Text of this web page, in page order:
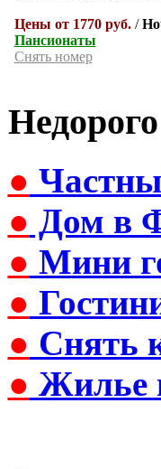
Цены от 1770 руб./
Пансионаты
Снять номер
●
● Дом в
● Мини
●
● Снять
● Жилье